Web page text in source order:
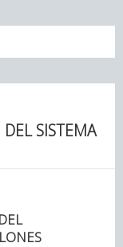
SISTEMA